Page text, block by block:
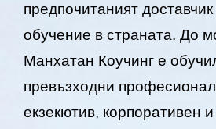
предпочитаният
обучение в страната. До
Манхатан Коучинг е
превъзходни
екзекютив, корпоративен